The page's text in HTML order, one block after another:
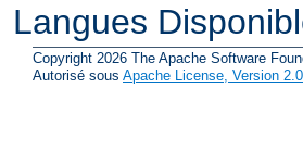
Langues
Copyright 2026 The Apache Software
Autorisé sous Apache License, Version 2.0